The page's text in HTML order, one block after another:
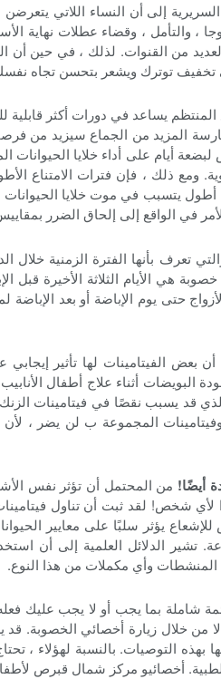
إلى أن النساء اللاتي
، والتأمل ، وقضاء عطلات نهاية
من القنوات. لذلك ، في حين أن
توترك ويشعر بتحسن تجاه
يساعد في دورات أكثر
المزيد من الجماع سيزيد من
أيام على أداء خلايا
ومع ذلك ، فإن فترات الامتناع
يتسبب في موت خلايا الحيوانات
في الواقع إلى إلحاق الضرر
هي الأيام الثلاثة الأخيرة
حتى يوم الإباضة أو بعد
بعض الفيتامينات لها تأثير
سيحسن جودة البويضات أثناء علاج
قد يسبب نقصًا في فيتامينات
المجموعة ب لن يضر ،
من المحتمل أن تؤثر نفس
يؤثر سلبًا على معايير
تشير الدلائل العلمية إلى أن
المنشطات وأي مكملات من هذا النوع.
شاملة بما يجب أو لا يجب عليك
خلال زيارة أخصائي الخصوبة. قد
بهذه التوصيات. بالنسبة لهؤلاء ،
الطبية. أخصائيو مركز شمال قبرص